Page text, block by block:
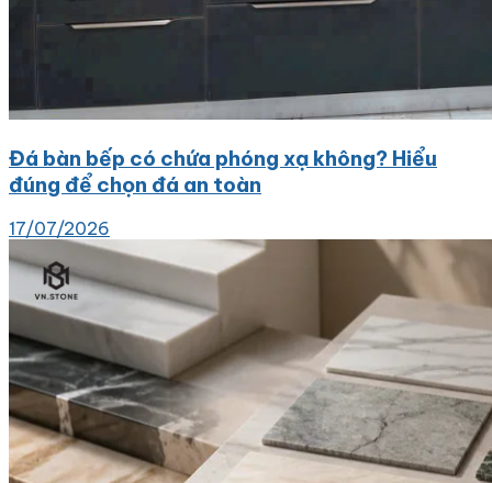
Đá bàn bếp có chứa phóng xạ không? Hiểu
đúng để chọn đá an toàn
17/07/2026